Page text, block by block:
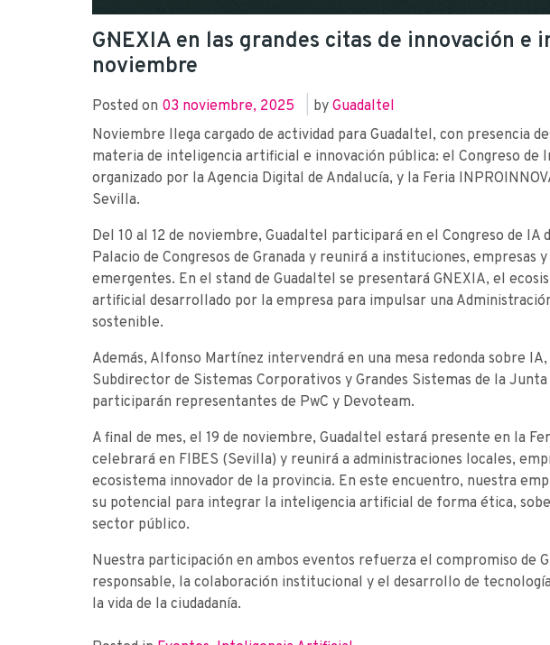
G·NEXIA en las grandes citas de innovación
noviembre
Posted on 03 noviembre, 2025 by Guadaltel
Noviembre llega cargado de actividad para Guadaltel, con presencia
materia de inteligencia artificial e innovación pública: el Congreso de
organizado por la Agencia Digital de Andalucía, y la Feria
Sevilla.
Del 10 al 12 de noviembre, Guadaltel participará en el Congreso de IA
Palacio de Congresos de Granada y reunirá a instituciones, empresas
emergentes. En el stand de Guadaltel se presentará G·NEXIA, el
artificial desarrollado por la empresa para impulsar una
sostenible.
Además, Alfonso Martínez intervendrá en una mesa redonda sobre
Subdirector de Sistemas Corporativos y Grandes Sistemas de la
participarán representantes de PwC y Devoteam.
A final de mes, el 19 de noviembre, Guadaltel estará presente en la
celebrará en FIBES (Sevilla) y reunirá a administraciones locales,
ecosistema innovador de la provincia. En este encuentro, nuestra
su potencial para integrar la inteligencia artificial de forma ética,
sector público.
Nuestra participación en ambos eventos refuerza el compromiso de
responsable, la colaboración institucional y el desarrollo de
la vida de la ciudadanía.